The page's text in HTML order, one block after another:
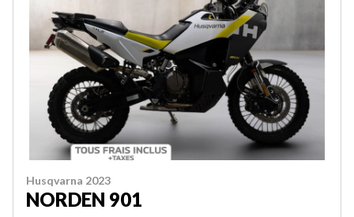
Husqvarna 2023
NORDEN 901